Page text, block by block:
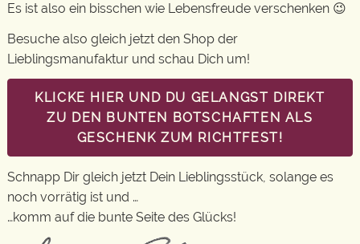
Es ist also ein bisschen wie Lebensfreude verschenken 😉
Besuche also gleich jetzt den Shop der
Lieblingsmanufaktur und schau Dich um!
KLICKE HIER UND DU GELANGST DIREKT
ZU DEN BUNTEN BOTSCHAFTEN ALS
GESCHENK ZUM RICHTFEST!
Schnapp Dir gleich jetzt Dein Lieblingsstück, solange es
noch vorrätig ist und …
…komm auf die bunte Seite des Glücks!